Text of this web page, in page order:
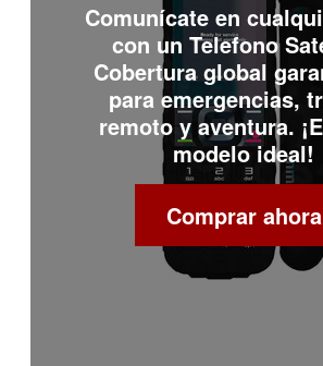
Comunícate en
con un Telefono
Cobertura global
para emergencias,
remoto y aventura.
modelo ideal!
Comprar ahora